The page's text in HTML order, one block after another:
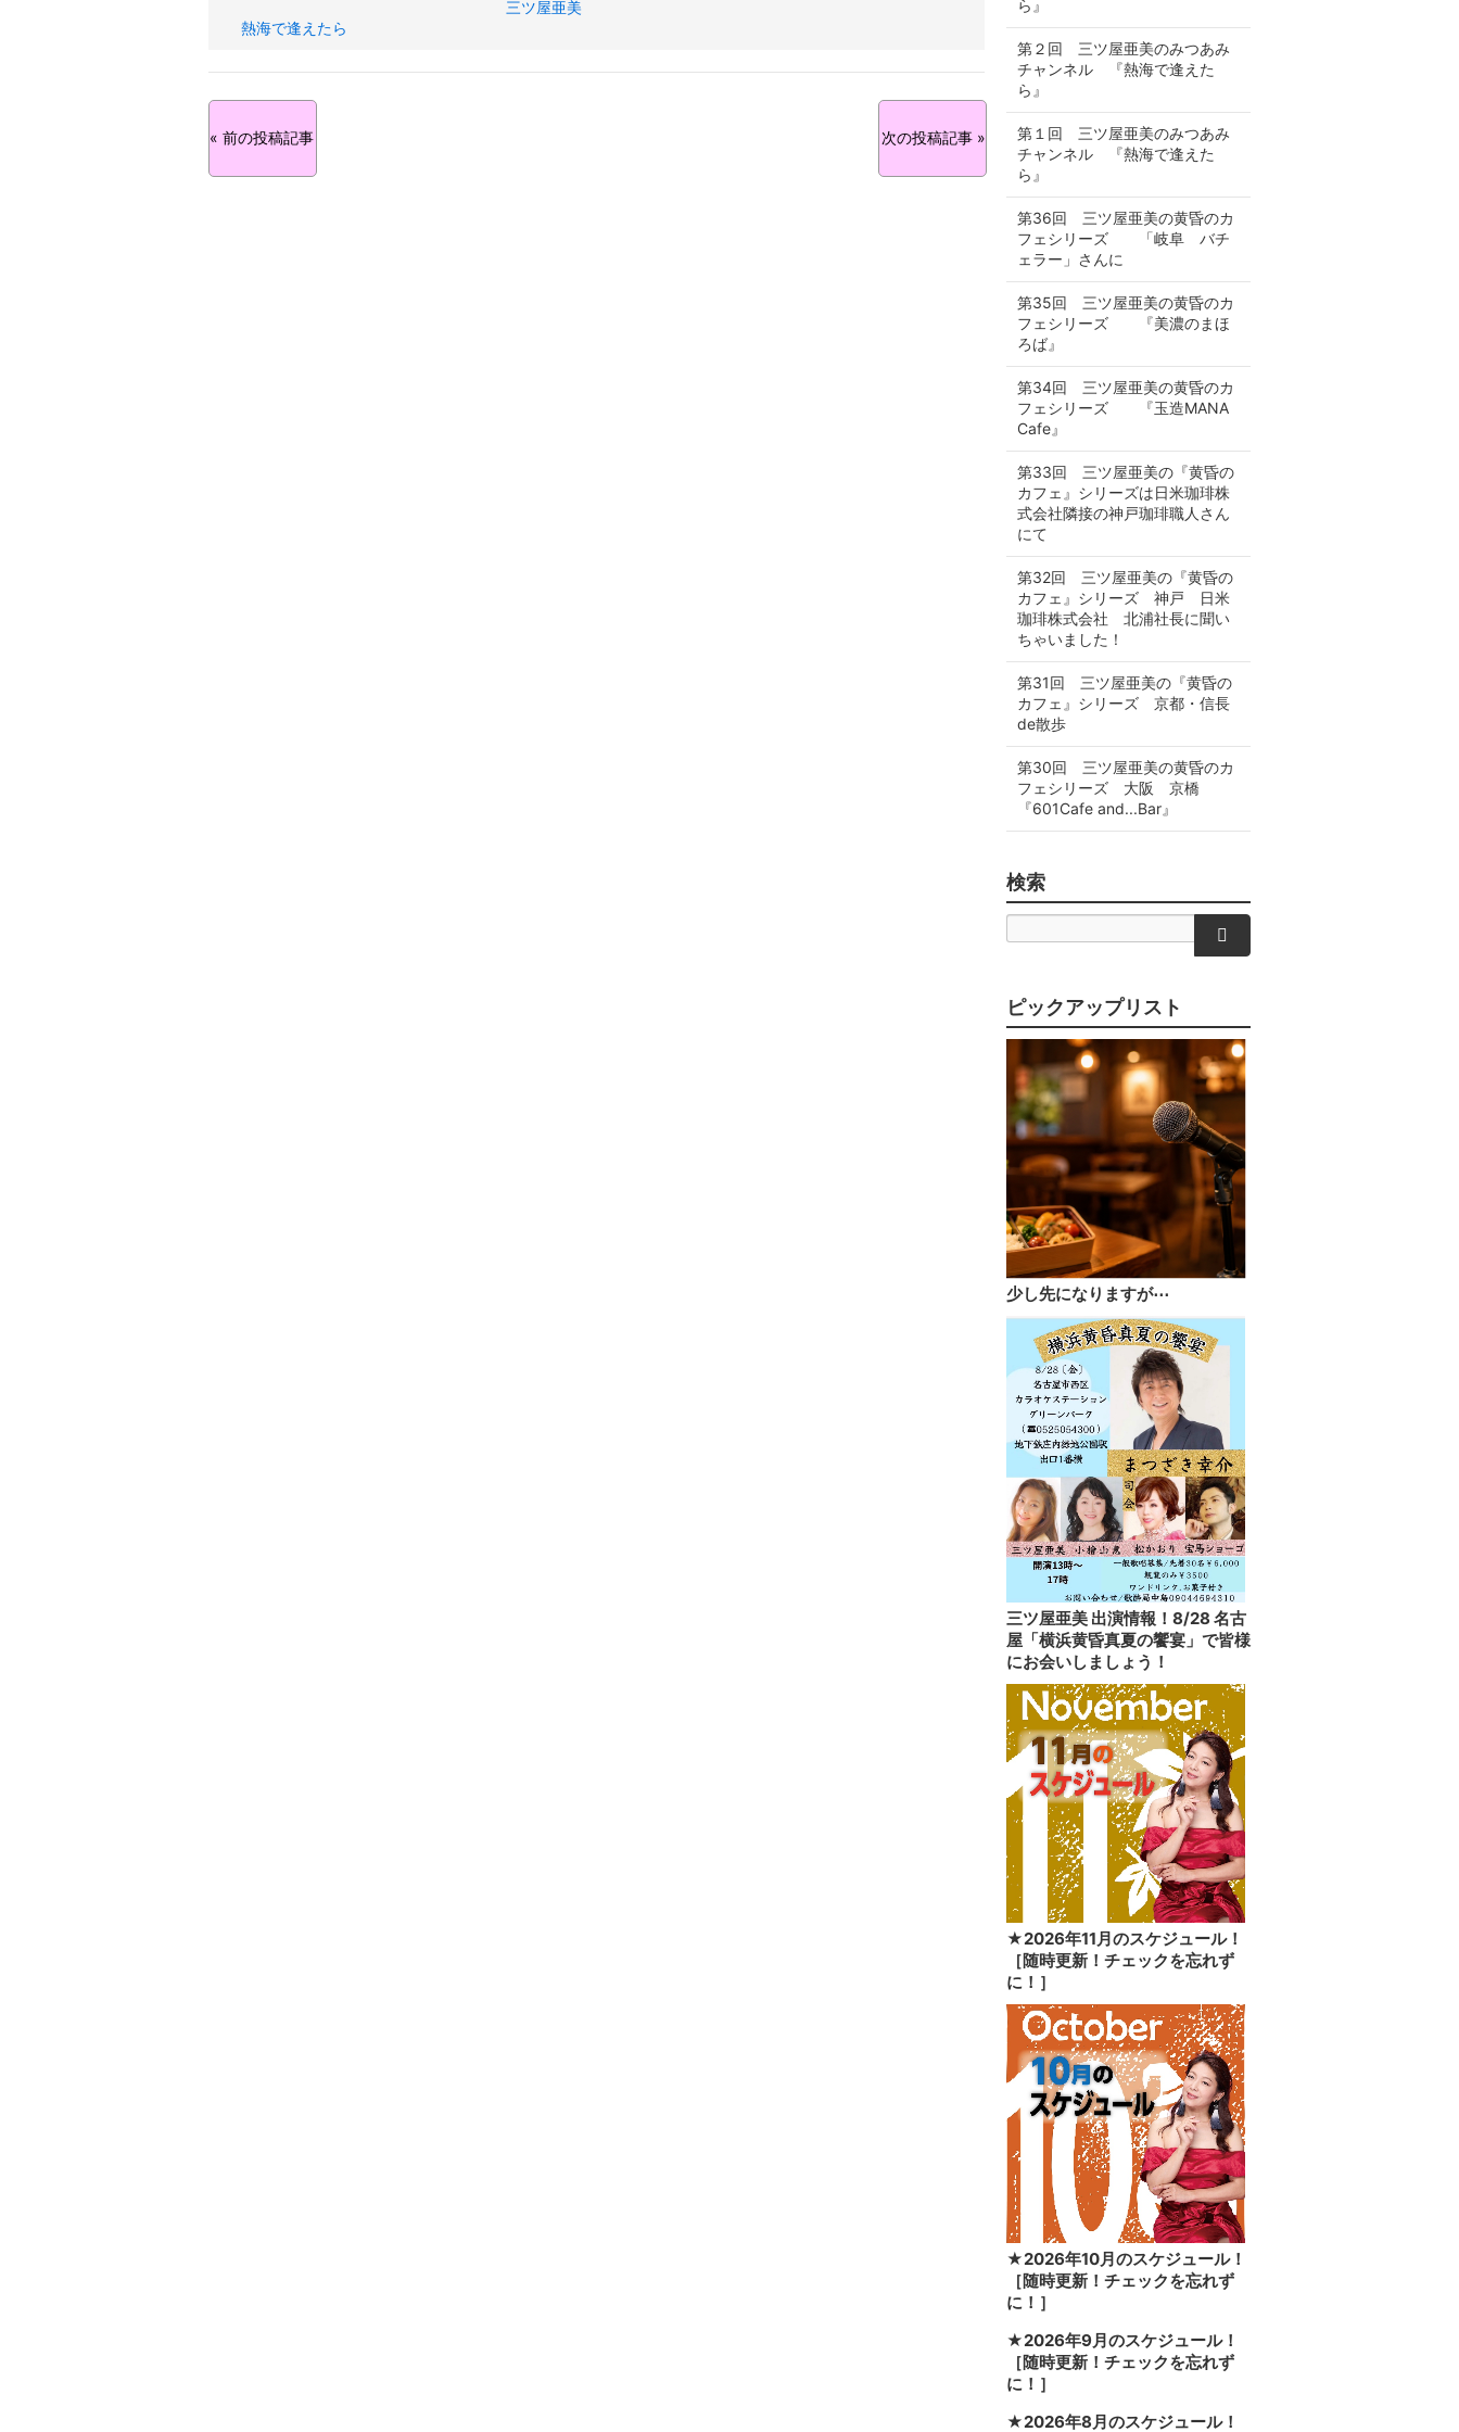
三ツ屋亜美
熱海で逢えたら
« 前の投稿記事 次の投稿記事 »
ら』
第２回 三ツ屋亜美のみつあみ
チャンネル 『熱海で逢えた
ら』
第１回 三ツ屋亜美のみつあみ
チャンネル 『熱海で逢えた
ら』
第36回 三ツ屋亜美の黄昏のカ
フェシリーズ 「岐阜 バチ
ェラー」さんに
第35回 三ツ屋亜美の黄昏のカ
フェシリーズ 『美濃のまほ
ろば』
第34回 三ツ屋亜美の黄昏のカ
フェシリーズ 『玉造MANA
Cafe』
第33回 三ツ屋亜美の『黄昏の
カフェ』シリーズは日米珈琲株
式会社隣接の神戸珈琲職人さん
にて
第32回 三ツ屋亜美の『黄昏の
カフェ』シリーズ 神戸 日米
珈琲株式会社 北浦社長に聞い
ちゃいました！
第31回 三ツ屋亜美の『黄昏の
カフェ』シリーズ 京都・信長
de散歩
第30回 三ツ屋亜美の黄昏のカ
フェシリーズ 大阪 京橋
『601Cafe and...Bar』
検索
ピックアップリスト
少し先になりますが⋯
三ツ屋亜美 出演情報！8/28 名古
屋「横浜黄昏真夏の饗宴」で皆様
にお会いしましょう！
★2026年11月のスケジュール！
［随時更新！チェックを忘れず
に！］
★2026年10月のスケジュール！
［随時更新！チェックを忘れず
に！］
★2026年9月のスケジュール！
［随時更新！チェックを忘れず
に！］
★2026年8月のスケジュール！